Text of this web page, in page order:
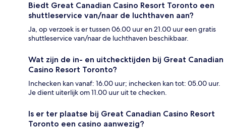
Biedt Great Canadian Casino Resort Toronto een
shuttleservice van/naar de luchthaven aan?
Ja, op verzoek is er tussen 06.00 uur en 21.00 uur een gratis
shuttleservice van/naar de luchthaven beschikbaar.
Wat zijn de in- en uitchecktijden bij Great Canadian
Casino Resort Toronto?
Inchecken kan vanaf: 16.00 uur; inchecken kan tot: 05.00 uur.
Je dient uiterlijk om 11.00 uur uit te checken.
Is er ter plaatse bij Great Canadian Casino Resort
Toronto een casino aanwezig?